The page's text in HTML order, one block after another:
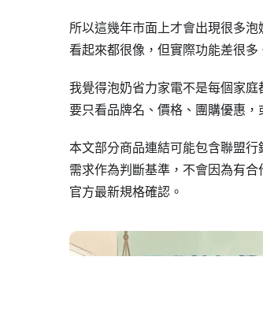
所以這幾年市面上才會出現很多泡
看起來都很像，但實際功能差很多
我覺得泡奶省力家電不是每個家
要只看品牌名、價格、團購優惠
本文部分商品連結可能包含聯盟
需求作為判斷基準，不會因為有
官方最新規格確認。